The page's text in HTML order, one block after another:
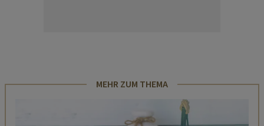
MEHR ZUM THEMA